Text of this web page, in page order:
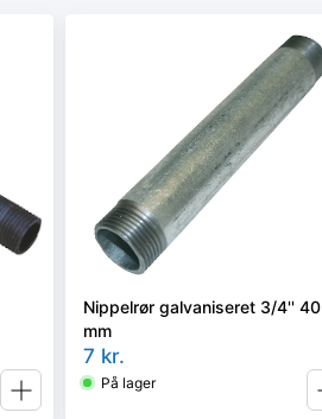
Nippelrør galvaniseret 3/4'' 40
mm
7 kr.
På lager